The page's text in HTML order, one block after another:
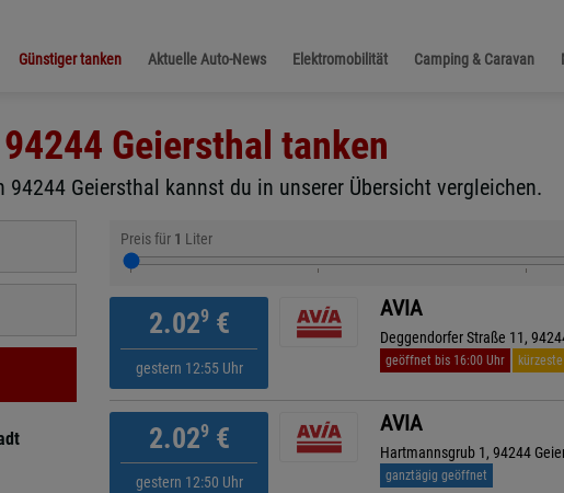
Günstiger tanken Aktuelle Auto-News Elektromobilität Camping & Caravan
94244 Geiersthal tanken
94244 Geiersthal kannst du in unserer Übersicht vergleichen.
Preis für 1 Liter
2.029€
gestern 12:55 Uhr
AVIA
Deggendorfer Straße 11,
geöffnet bis 16:00 Uhr
2.029€
gestern 12:50 Uhr
AVIA
Hartmannsgrub 1, 94244
ganztägig geöffnet